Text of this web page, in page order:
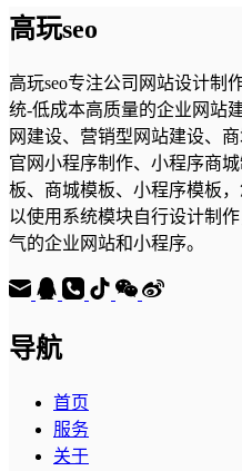
高玩seo
高玩seo专注公司网站设计制
统-低成本高质量的企业网站
网建设、营销型网站建设、
官网小程序制作、小程序商
板、商城模板、小程序模板
以使用系统模块自行设计制
气的企业网站和小程序。
导航
首页
服务
关于